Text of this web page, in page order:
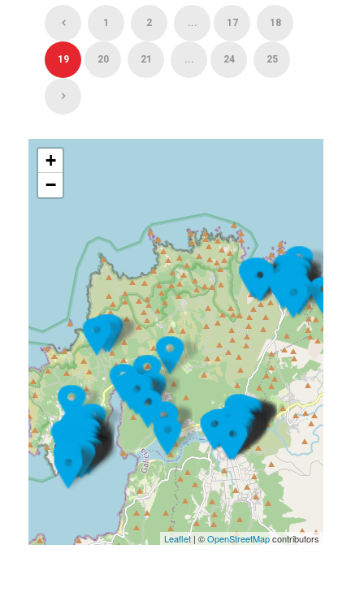
1 2 ... 17 18
19 20 21 ... 24 25
+
−
Leaflet| ©OpenStreetMapcontributors